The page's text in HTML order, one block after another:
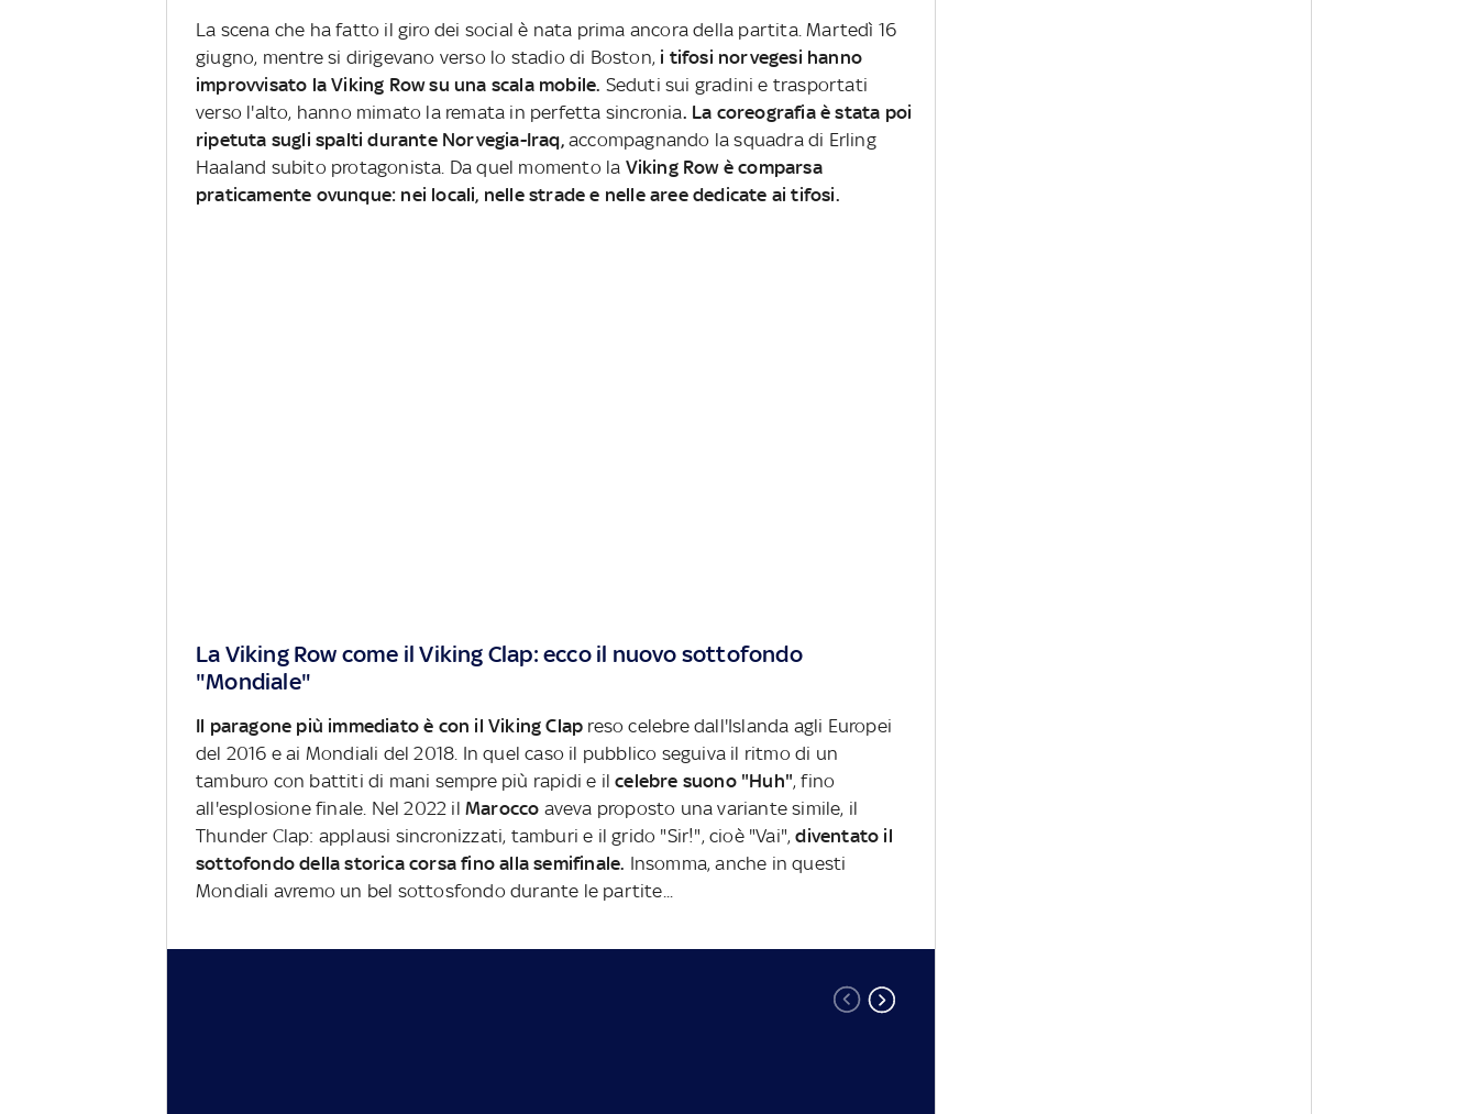
La scena che ha fatto il giro dei social è nata prima ancora della partita. Martedì 16
giugno, mentre si dirigevano verso lo stadio di Boston, i tifosi norvegesi hanno
improvvisato la Viking Row su una scala mobile. Seduti sui gradini e trasportati
verso l'alto, hanno mimato la remata in perfetta sincronia. La coreografia è stata poi
ripetuta sugli spalti durante Norvegia-Iraq,accompagnando la squadra di Erling
Haaland subito protagonista. Da quel momento la Viking Row è comparsa
praticamente ovunque: nei locali, nelle strade e nelle aree dedicate ai tifosi.
La Viking Row come il Viking Clap: ecco il nuovo sottofondo
"Mondiale"
Il paragone più immediato è con il Viking Clap reso celebre dall'Islanda agli Europei
del 2016 e ai Mondiali del 2018. In quel caso il pubblico seguiva il ritmo di un
tamburo con battiti di mani sempre più rapidi e ilcelebre suono "Huh", fino
all'esplosione finale. Nel 2022 il Marocco aveva proposto una variante simile, il
Thunder Clap: applausi sincronizzati, tamburi e il grido "Sir!", cioè "Vai",diventato il
sottofondo della storica corsa fino alla semifinale. Insomma, anche in questi
Mondiali avremo un bel sottosfondo durante le partite...